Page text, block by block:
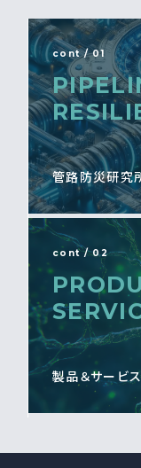
cont / 01
管路防災研究
cont / 02
製品＆サービス